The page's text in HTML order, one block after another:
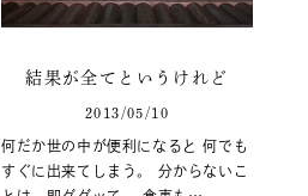
結果が全てというけれど
2013/05/10
何だか世の中が便利になると 何でも
すぐに出来てしまう。 分からないこ